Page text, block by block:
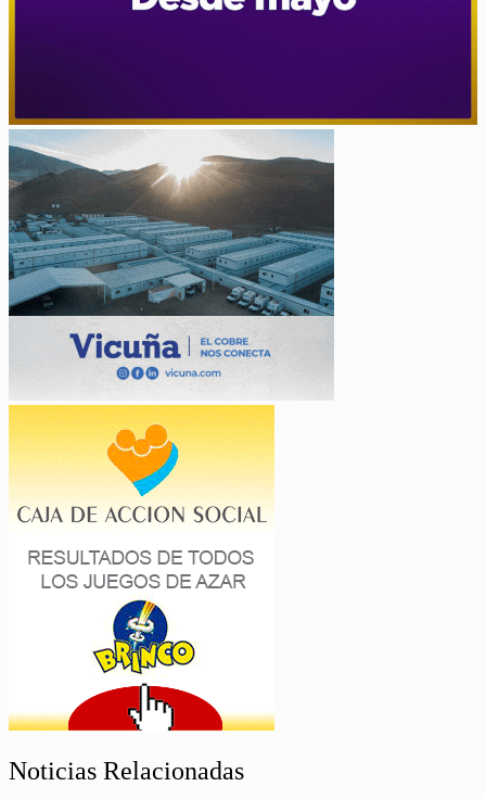
Noticias Relacionadas